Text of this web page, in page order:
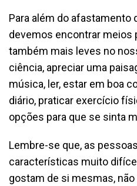
Para além do afastamento
devemos encontrar meios
também mais leves no
ciência, apreciar uma
música, ler, estar em boa
diário, praticar exercício
opções para que se sinta
Lembre-se que, as
características muito
gostam de si mesmas,